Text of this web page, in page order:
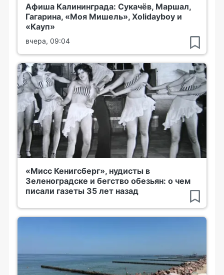
Афиша Калининграда: Сукачёв, Маршал,
Гагарина, «Моя Мишель», Xolidayboy и
«Кауп»
вчера, 09:04
«Мисс Кенигсберг», нудисты в
Зеленоградске и бегство обезьян: о чем
писали газеты 35 лет назад